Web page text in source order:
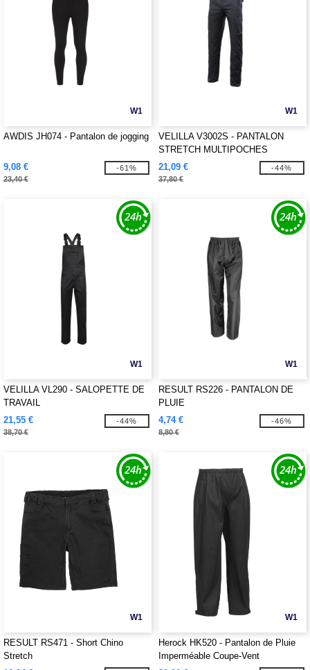
W1
AWDIS JH074 - Pantalon de jogging
9,08 €
23,40 €
-61%
W1
VELILLA V3002S - PANTALON
STRETCH MULTIPOCHES
21,09 €
37,80 €
-44%
W1
VELILLA VL290 - SALOPETTE DE
TRAVAIL
21,55 €
38,70 €
-44%
W1
RESULT RS226 - PANTALON DE
PLUIE
4,74 €
8,80 €
-46%
W1
RESULT RS471 - Short Chino
Stretch
W1
Herock HK520 - Pantalon de Pluie
Imperméable Coupe-Vent